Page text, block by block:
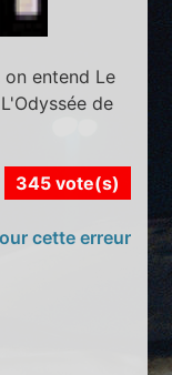
on entend Le
de
345 vote(s)
cette erreur